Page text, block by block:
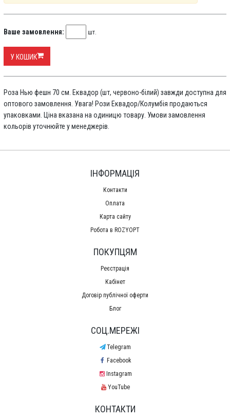
Ваше замовлення: шт.
У КОШИК
Роза Нью фешн 70 см. Еквадор (шт, червоно-білий) завжди доступна для
оптового замовлення. Увага! Рози Еквадор/Колумбія продаються
упаковками. Ціна вказана на одиницю товару. Умови замовлення
кольорів уточнюйте у менеджерів.
ІНФОРМАЦІЯ
Контакти
Оплата
Карта сайту
Робота в ROZYOPT
ПОКУПЦЯМ
Реєстрація
Кабінет
Договір публічної оферти
Блог
СОЦ.МЕРЕЖІ
Telegram
Facebook
Instagram
YouTube
КОНТАКТИ